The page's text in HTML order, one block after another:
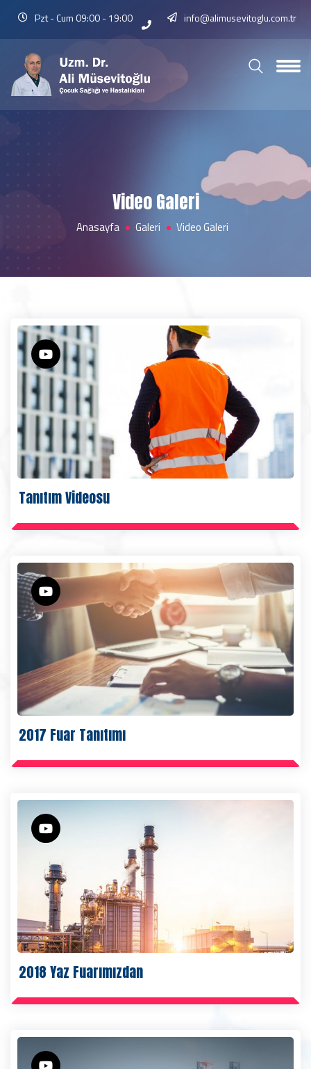
Pzt - Cum 09:00 - 19:00 info@alimusevitoglu.com.tr
Video Galeri
Anasayfa Galeri Video Galeri
Tanıtım Videosu
2017 Fuar Tanıtımı
2018 Yaz Fuarımızdan